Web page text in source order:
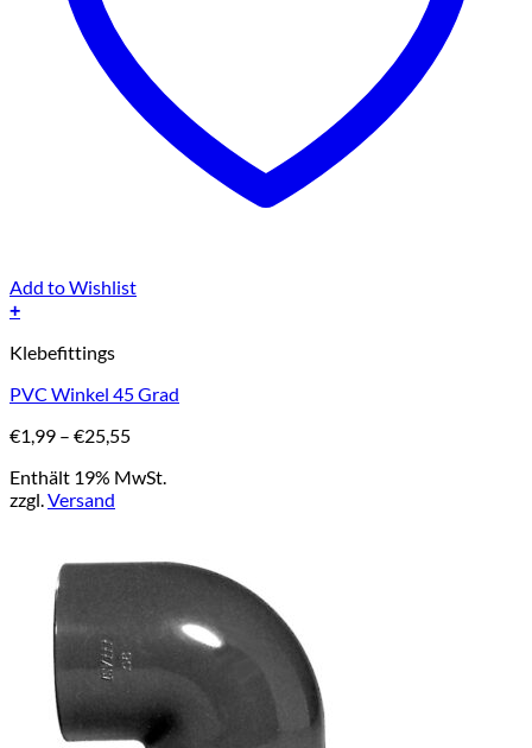
Add to Wishlist
+
Produkt
mehrere
auf.
Die
Optionen
können
Produktseite
gewählt
werden
Klebefittings
PVC Winkel 45 Grad
€1,99 – €25,55Preisspanne:
bis
Enthält 19% MwSt.
zzgl.Versand